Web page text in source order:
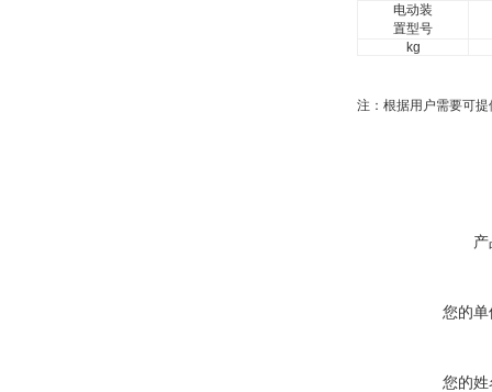
电动装
置型号
kg
注：根据用户需要可
您的单
您的姓